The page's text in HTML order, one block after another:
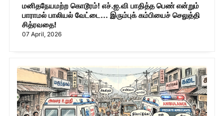
மனிதநேயமற்ற கொடூரம்! எச்.ஐ.வி பாதித்த பெண் என்றும்
பாராமல் பாலியல் வேட்டை... இரும்புக் கம்பியைச் செலுத்தி
சித்ரவதை!
07 April, 2026